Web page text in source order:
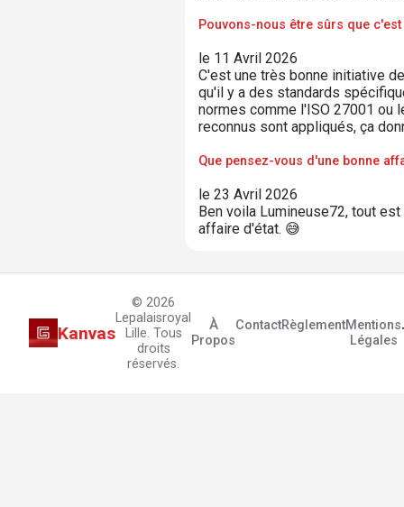
Pouvons-nous être sûrs que
le 11 Avril 2026
C'est une très bonne initiative
qu'il y a des standards
normes comme l'ISO 27001 ou
reconnus sont appliqués, ça
Que pensez-vous d'une bonne
le 23 Avril 2026
Ben voila Lumineuse72, tout
affaire d'état. 😅
Kanvas
© 2026
Lepalaisroyal
Lille. Tous
droits
réservés.
À
Propos
ContactRèglementMentions
Légales